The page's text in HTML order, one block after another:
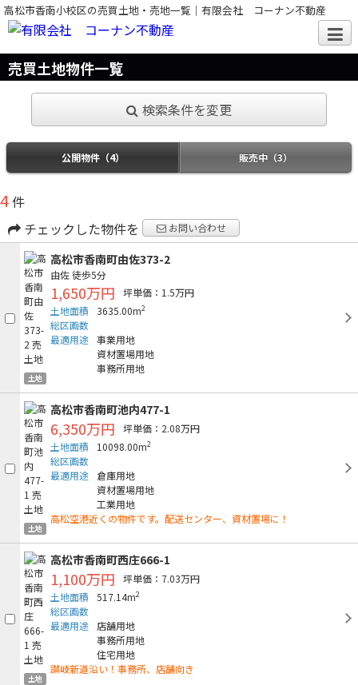
高松市香南小校区の売買土地・売地一覧｜有限会社 コーナン不動産
売買土地物件一覧
検索条件を変更
公開物件（4） 販売中（3）
4件
チェックした物件を
お問い合わせ
土地
高松市香南町由佐373-2
由佐徒歩5分
1,650万円
坪単価：1.5万円
土地面積
3635.00m2
総区画数
最適用途 事業用地
資材置場用地
事務所用地
土地
高松市香南町池内477-1
6,350万円
坪単価：2.08万円
土地面積
10098.00m2
総区画数
最適用途 倉庫用地
資材置場用地
工業用地
高松空港近くの物件です。配送センター、資材置場に！
土地
高松市香南町西庄666-1
1,100万円
坪単価：7.03万円
土地面積
517.14m2
総区画数
最適用途
店舗用地
事務所用地
住宅用地
讃岐新道沿い！事務所、店舗向き